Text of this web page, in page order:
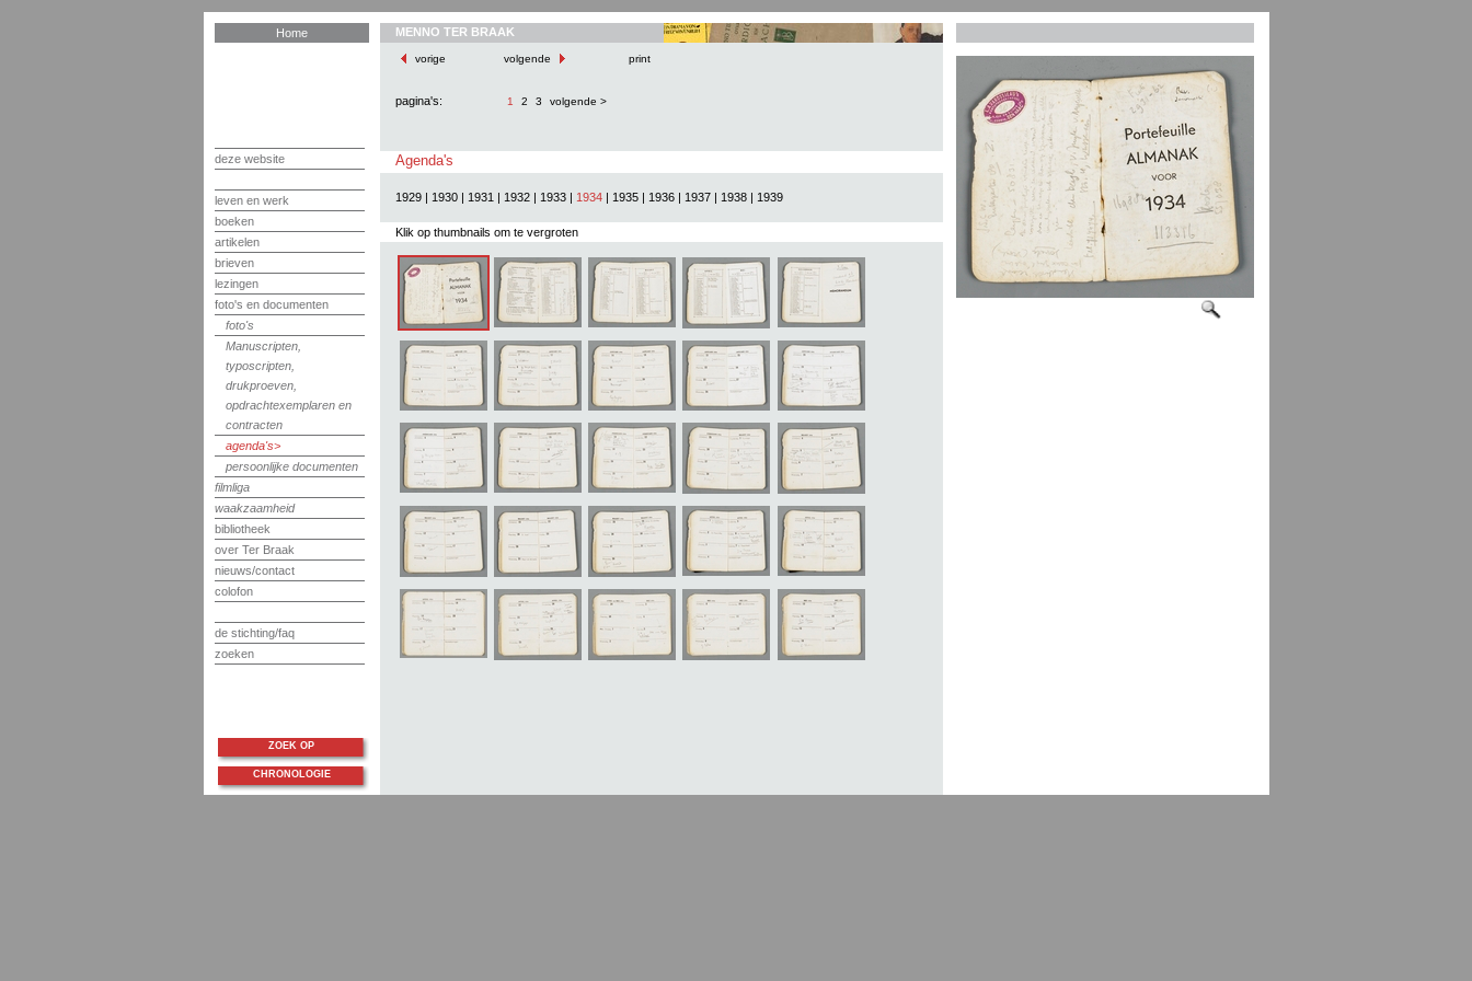
Home
deze website
leven en werk
boeken
artikelen
brieven
lezingen
foto's en documenten
foto's
Manuscripten,
typoscripten,
drukproeven,
opdrachtexemplaren en
contracten
agenda's
persoonlijke documenten
filmliga
waakzaamheid
bibliotheek
over Ter Braak
nieuws/contact
colofon
de stichting/faq
zoeken
MENNO TER BRAAK
vorige volgende print
pagina's: 1 2 3 volgende >
Agenda's
1929| 1930| 1931 | 1932| 1933| 1934| 1935| 1936| 1937| 1938| 1939
Klik op thumbnails om te vergroten
ZOEK OP
CHRONOLOGIE